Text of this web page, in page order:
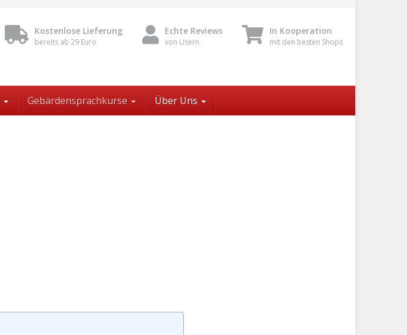
Kostenlose Lieferung
bereits ab 29 Euro
Echte Reviews
von Usern
In Kooperation
mit den besten Shops
Gebärdensprachkurse Über Uns